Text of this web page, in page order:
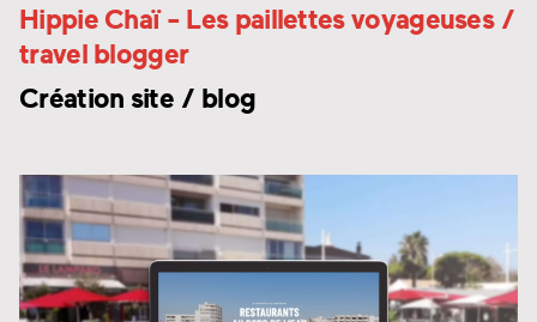
Hippie Chaï - Les paillettes voyageuses /
travel blogger
Création site / blog